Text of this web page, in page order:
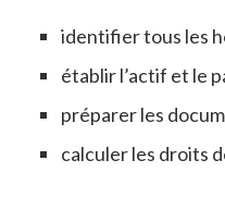
identifier tous les
établir l’actif et le
préparer les
calculer les droits